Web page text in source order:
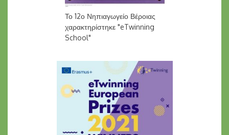
Το 12ο Νηπιαγωγείο Βέροιας
χαρακτηρίστηκε "eTwinning
School"